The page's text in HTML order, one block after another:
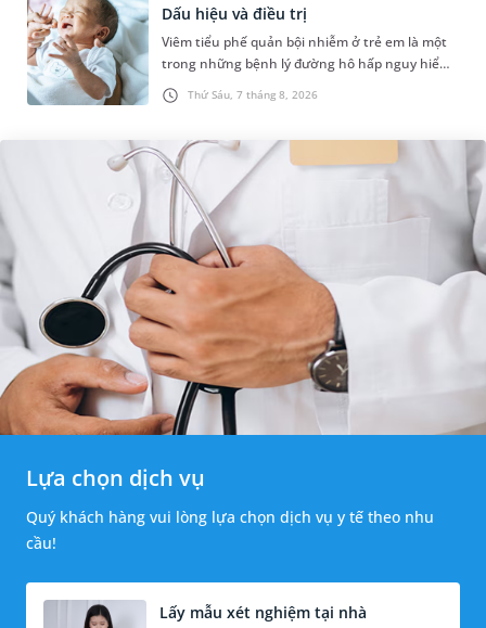
Thứ Sáu, 7 tháng 8, 2026
Dấu hiệu và điều trị
Viêm tiểu phế quản bội nhiễm ở trẻ em là một
trong những bệnh lý đường hô hấp nguy hiểm,
thường bùng phát vào thời điểm giao mùa. Khi
những tổn thương ban đầ...
Lựa chọn dịch vụ
Quý khách hàng vui lòng lựa chọn dịch vụ y tế theo nhu
cầu!
Lấy mẫu xét nghiệm tại nhà